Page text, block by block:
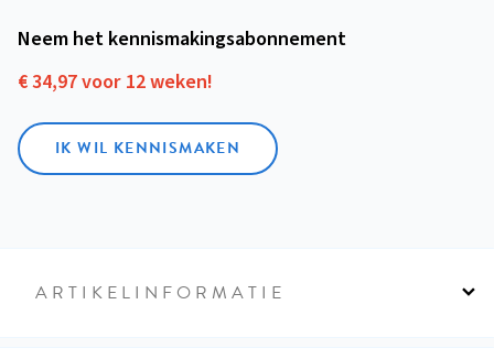
Neem het kennismakings­abonnement
€ 34,97 voor 12 weken!
IK WIL KENNISMAKEN
ARTIKELINFORMATIE